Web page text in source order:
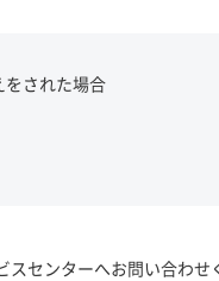
をされた場合
センターへお問い合わせ